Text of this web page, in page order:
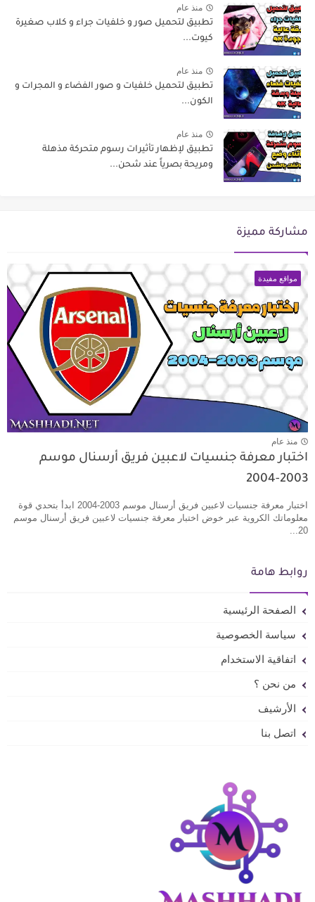
منذ عام
تطبيق لتحميل صور و خلفيات جراء و كلاب صغيرة
كيوت...
منذ عام
تطبيق لتحميل خلفيات و صور الفضاء و المجرات و
الكون...
منذ عام
تطبيق لإظهار تأثيرات رسوم متحركة مذهلة
ومريحة بصرياً عند شحن...
مشاركة مميزة
مواقع مفيدة
منذ عام
اختبار معرفة جنسيات لاعبين فريق أرسنال موسم
2003-2004
اختبار معرفة جنسيات لاعبين فريق أرسنال موسم 2003-2004 ابدأ بتحدي قوة
معلوماتك الكروية عبر خوض اختبار معرفة جنسيات لاعبين فريق أرسنال موسم
20...
روابط هامة
الصفحة الرئيسية
سياسة الخصوصية
اتفاقية الاستخدام
من نحن ؟
الأرشيف
اتصل بنا